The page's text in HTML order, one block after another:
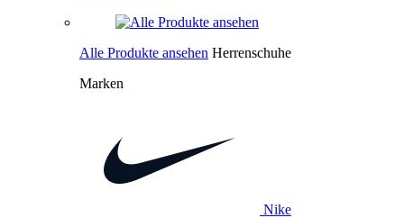
Alle Produkte ansehen Herrenschuhe
Marken
Nike